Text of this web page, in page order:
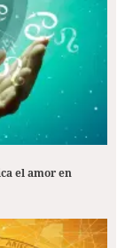
el amor en